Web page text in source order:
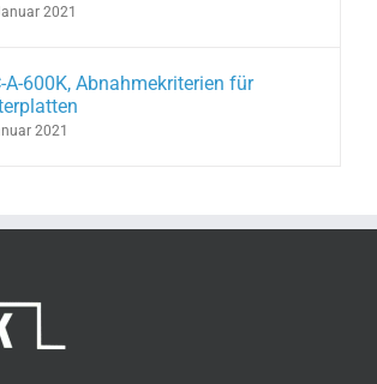
2021
A-600K, Abnahmekriterien für
2021